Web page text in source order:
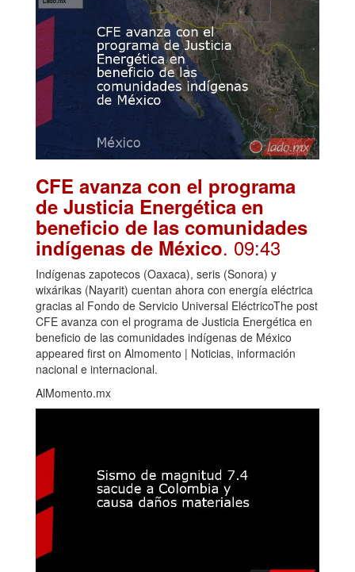
CFE avanza con el programa
de Justicia Energética en
beneficio de las comunidades
indígenas de México. 09:43
Indígenas zapotecos (Oaxaca), seris (Sonora) y
wixárikas (Nayarit) cuentan ahora con energía eléctrica
gracias al Fondo de Servicio Universal EléctricoThe post
CFE avanza con el programa de Justicia Energética en
beneficio de las comunidades indígenas de México
appeared first on Almomento | Noticias, información
nacional e internacional.
AlMomento.mx